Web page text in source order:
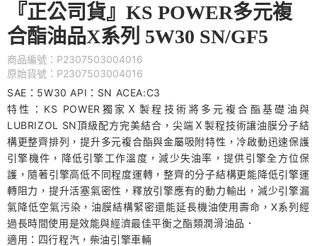
『正公司貨』KS POWER多元複
合酯油品X系列 5W30 SN/GF5
商品編號：P2307503004016
原始貨號：P2307503004016
SAE：5W30 API：SN ACEA:C3
特性：KS POWER獨家Ｘ製程技術將多元複合酯基礎油與
LUBRIZOL SN頂級配方完美結合，尖端Ｘ製程技術讓油膜分子結
構更整齊排列，提升多元複合酯與金屬吸附特性，冷啟動迅速保護
引擎機件，降低引擎工作溫度，減少失油率，提供引擎全方位保
護，隨著引擎高低不同程度運轉，整齊的分子結構更能降低引擎運
轉阻力，提升活塞氣密性，釋放引擎應有的動力輸出，減少引擎漏
氣降低空氣污染，油膜結構緊密還能延長機油使用壽命，X系列經
過長時間使用是效能與經濟最佳平衡之酯類潤滑油品．
適用：四行程汽，柴油引擎車輛